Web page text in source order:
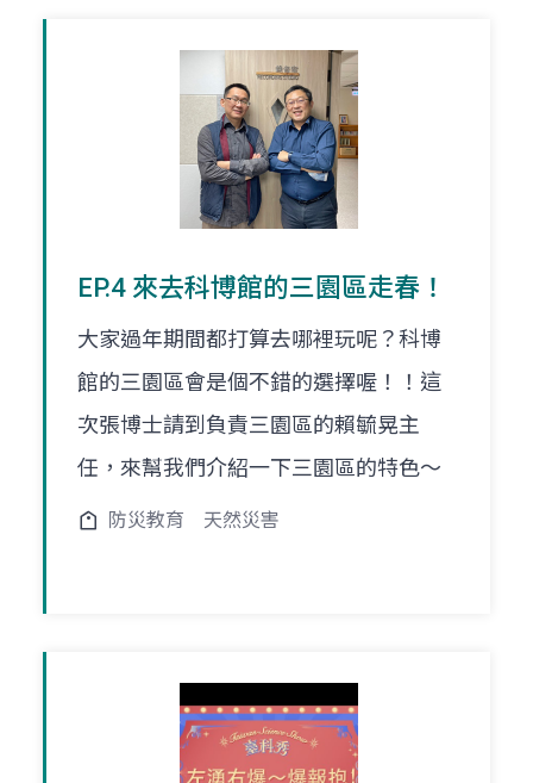
EP.4 來去科博館的三園區走春！
大家過年期間都打算去哪裡玩呢？科博
館的三園區會是個不錯的選擇喔！！這
次張博士請到負責三園區的賴毓晃主
任，來幫我們介紹一下三園區的特色～
防災教育 天然災害